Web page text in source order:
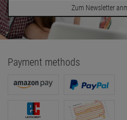
Zum Newsletter
Payment methods